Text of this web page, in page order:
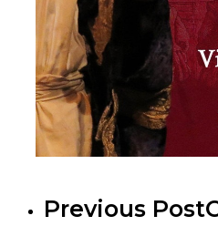
Previous Post